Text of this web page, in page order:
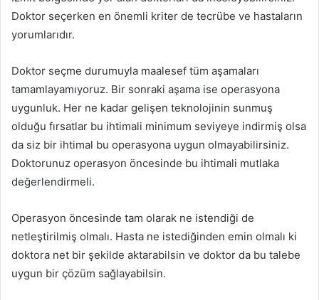
Doktor seçerken en önemli kriter de tecrübe ve hastaların
yorumlarıdır.
Doktor seçme durumuyla maalesef tüm aşamaları
tamamlayamıyoruz. Bir sonraki aşama ise operasyona
uygunluk. Her ne kadar gelişen teknolojinin sunmuş
olduğu fırsatlar bu ihtimali minimum seviyeye indirmiş olsa
da siz bir ihtimal bu operasyona uygun olmayabilirsiniz.
Doktorunuz operasyon öncesinde bu ihtimali mutlaka
değerlendirmeli.
Operasyon öncesinde tam olarak ne istendiği de
netleştirilmiş olmalı. Hasta ne istediğinden emin olmalı ki
doktora net bir şekilde aktarabilsin ve doktor da bu talebe
uygun bir çözüm sağlayabilsin.